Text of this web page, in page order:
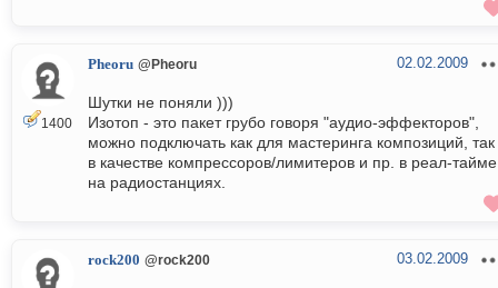
1400
Pheoru @Pheoru 02.02.2009
Шутки не поняли )))
Изотоп - это пакет грубо говоря "аудио-эффекторов",
можно подключать как для мастеринга композиций, так
в качестве компрессоров/лимитеров и пр. в реал-тайме
на радиостанциях.
rock200 @rock200 03.02.2009